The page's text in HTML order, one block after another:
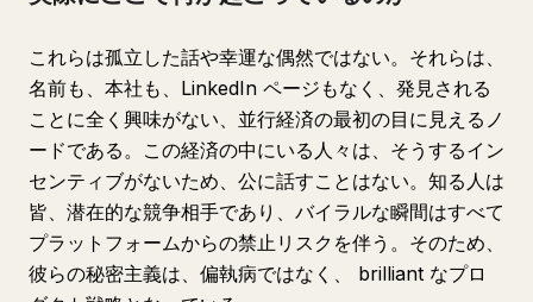
これらは孤立した話や幸運な偶然ではない。それらは、
名前も、本社も、LinkedIn ページもなく、発見される
ことに全く興味がない、並行経済の最初の目に見えるノ
ードである。この経済の中にいる人々は、そうするイン
センティブがないため、公に話すことはない。知る人は
皆、潜在的な競争相手であり、バイラルな瞬間はすべて
プラットフォームからの禁止リスクを伴う。そのため、
彼らの秘密主義は、偏執病ではなく、 brilliant なプロ